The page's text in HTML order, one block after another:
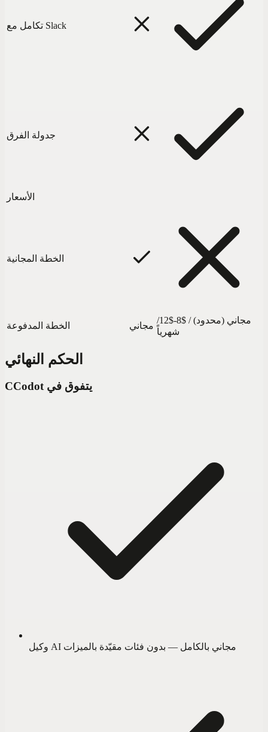
تكامل مع Slack
جدولة الفرق
الأسعار
الخطة المجانية
الخطة المدفوعة مجاني
مجاني (محدود) / $8-$12/
شهرياً
الحكم النهائي
C Codot يتفوق في
وكيل AI مجاني بالكامل — بدون فئات مقيّدة بالميزات